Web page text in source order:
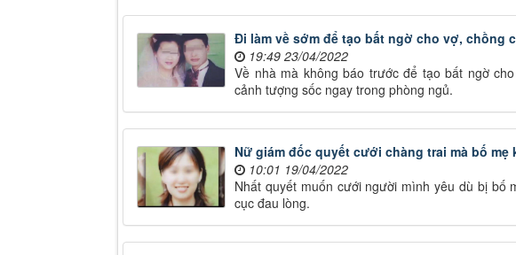
Đi làm về sớm để tạo bất ngờ cho vợ,
19:49 23/04/2022
Về nhà mà không báo trước để tạo bất ngờ
cảnh tượng sốc ngay trong phòng ngủ.
Nữ giám đốc quyết cưới chàng trai mà bố
10:01 19/04/2022
Nhất quyết muốn cưới người mình yêu dù bị bố
cục đau lòng.